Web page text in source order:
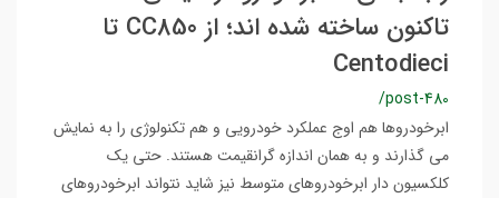
تاکنون ساخته شده اند؛ از CC850 تا
Centodieci
/post-480
ابرخودروها هم اوج عملکرد خودرویی و هم تکنولوژی را به نمایش
می گذارند و به همان اندازه گرانقیمت هستند. حتی یک
کلکسیون دار ابرخودروهای متوسط نیز شاید نتواند ابرخودروهای